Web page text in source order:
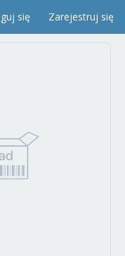
się Zarejestruj się